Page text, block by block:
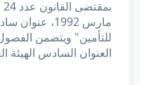
مارس 1992،
العنوان السادس الهيئة